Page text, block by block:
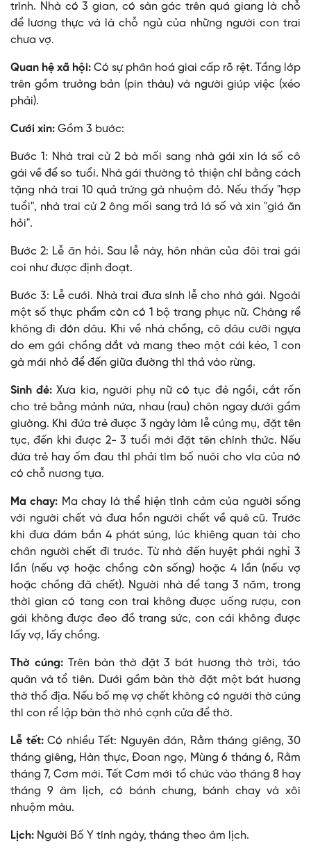
trình. Nhà có 3 gian, có sàn gác trên quá giang là chỗ
để lương thực và là chỗ ngủ của những người con trai
chưa vợ.
Quan hệ xã hội: Có sự phân hoá giai cấp rõ rệt. Tầng lớp
trên gồm trưởng bản (pin thàu) và người giúp việc (xéo
phải).
Cưới xin: Gồm 3 bước:
Bước 1: Nhà trai cử 2 bà mối sang nhà gái xin lá số cô
gái về để so tuổi. Nhà gái thường tỏ thiện chí bằng cách
tặng nhà trai 10 quả trứng gà nhuộm đỏ. Nếu thấy "hợp
tuổi", nhà trai cử 2 ông mối sang trả lá số và xin "giá ăn
hỏi".
Bước 2: Lễ ăn hỏi. Sau lễ này, hôn nhân của đôi trai gái
coi như được định đoạt.
Bước 3: Lễ cưới. Nhà trai đưa sính lễ cho nhà gái. Ngoài
một số thực phẩm còn có 1 bộ trang phục nữ. Chàng rể
không đi đón dâu. Khi về nhà chồng, cô dâu cưỡi ngựa
do em gái chồng dắt và mang theo một cái kéo, 1 con
gà mái nhỏ để đến giữa đường thì thả vào rừng.
Sinh đẻ:Xưa kia, người phụ nữ có tục đẻ ngồi, cắt rốn
cho trẻ bằng mảnh nứa, nhau (rau) chôn ngay dưới gầm
giường. Khi đứa trẻ được 3 ngày làm lễ cúng mụ, đặt tên
tục, đến khi được 2- 3 tuổi mới đặt tên chính thức. Nếu
đứa trẻ hay ốm đau thì phải tìm bố nuôi cho vía của nó
có chỗ nương tựa.
Ma chay: Ma chay là thể hiện tình cảm của người sống
với người chết và đưa hồn người chết về quê cũ. Trước
khi đưa đám bắn 4 phát súng, lúc khiêng quan tài cho
chân người chết đi trước. Từ nhà đến huyệt phải nghỉ 3
lần (nếu vợ hoặc chồng còn sống) hoặc 4 lần (nếu vợ
hoặc chồng đã chết). Người nhà để tang 3 năm, trong
thời gian có tang con trai không được uống rượu, con
gái không được đeo đồ trang sức, con cái không được
lấy vợ, lấy chồng.
Thờ cúng:Trên bàn thờ đặt 3 bát hương thờ trời, táo
quân và tổ tiên. Dưới gầm bàn thờ đặt một bát hương
thờ thổ địa. Nếu bố mẹ vợ chết không có người thờ cúng
thì con rể lập bàn thờ nhỏ cạnh cửa để thờ.
Lễ tết: Có nhiều Tết: Nguyên đán, Rằm tháng giêng, 30
tháng giêng, Hàn thực, Ðoan ngọ, Mùng 6 tháng 6, Rằm
tháng 7, Cơm mới. Tết Cơm mới tổ chức vào tháng 8 hay
tháng 9 âm lịch, có bánh chưng, bánh chay và xôi
nhuộm màu.
Lịch: Người Bố Y tính ngày, tháng theo âm lịch.